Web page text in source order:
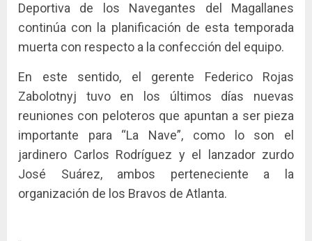
Deportiva de los Navegantes del Magallanes
continúa con la planificación de esta temporada
muerta con respecto a la confección del equipo.
En este sentido, el gerente Federico Rojas
Zabolotnyj tuvo en los últimos días nuevas
reuniones con peloteros que apuntan a ser pieza
importante para “La Nave”, como lo son el
jardinero Carlos Rodríguez y el lanzador zurdo
José Suárez, ambos perteneciente a la
organización de los Bravos de Atlanta.